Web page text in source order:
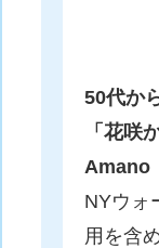
50代か
「花咲
Amano
NYウォ
用を含